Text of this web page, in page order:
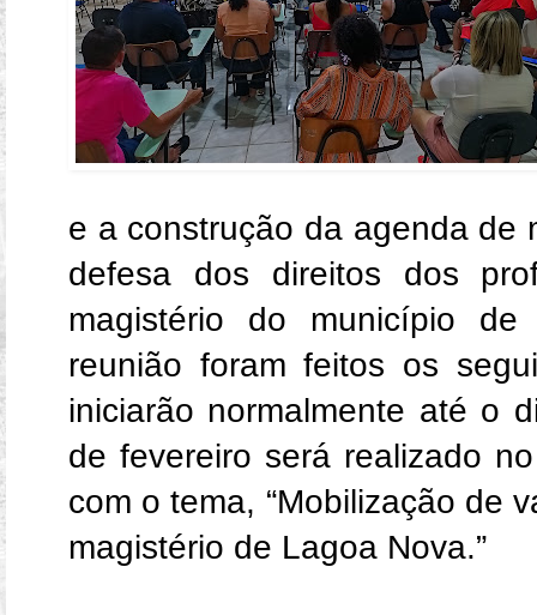
e a construção da agenda de
defesa dos direitos dos
magistério do município
reunião foram feitos os
iniciarão normalmente até o
de fevereiro será realizado
com o tema, “Mobilização de
magistério de Lagoa Nova.”